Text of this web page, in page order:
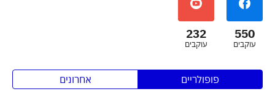
550
עוקבים
232
עוקבים
פופולריים אחרונים